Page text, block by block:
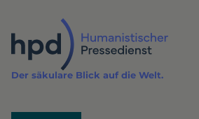
Inhalt
Der säkulare Blick auf die Welt.